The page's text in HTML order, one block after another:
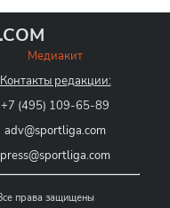
Медиакит
Контакты редакции:
+7 (495) 109-65-89
adv@sportliga.com
press@sportliga.com
права защищены